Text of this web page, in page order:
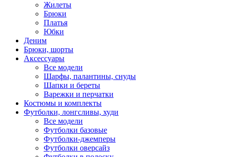
Жилеты
Брюки
Платья
Юбки
Деним
Брюки, шорты
Аксессуары
Все модели
Шарфы, палантины, снуды
Шапки и береты
Варежки и перчатки
Костюмы и комплекты
Футболки, лонгсливы, худи
Все модели
Футболки базовые
Футболки-джемперы
Футболки оверсайз